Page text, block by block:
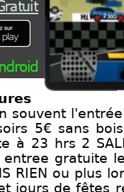
souvent
5€ sans
à 23 hrs 2
entree gratuite
RIEN ou plus
jours de fêtes